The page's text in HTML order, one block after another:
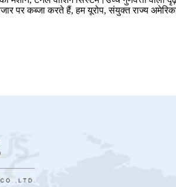
पर कब्जा करते हैं, हम यूरोप, संयुक्त राज्य अमेरिका